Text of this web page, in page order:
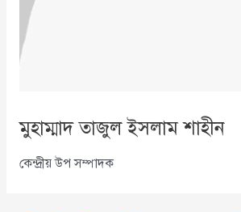
মুহাম্মাদ তাজুল ইসলাম শাহীন
কেন্দ্রীয় উপ সম্পাদক